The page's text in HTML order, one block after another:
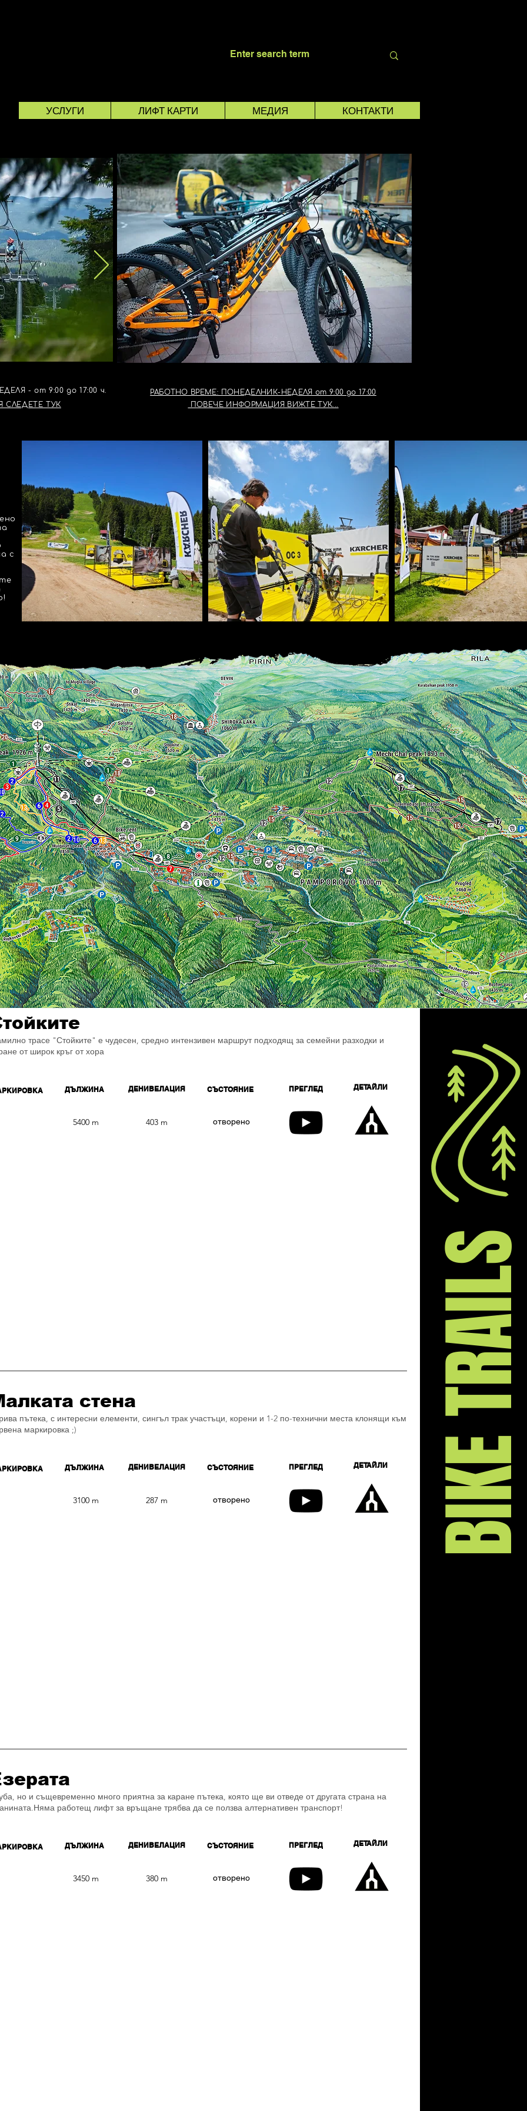
УСЛУГИ ЛИФТ КАРТИ МЕДИЯ КОНТАКТИ
- от 9:00 до 17:00 ч.
СЛЕДЕТЕ ТУК
РАБОТНО ВРЕМЕ: ПОНЕДЕЛНИК-НЕДЕЛЯ от 9:00 до 17:00
ПОВЕЧЕ ИНФОРМАЦИЯ ВИЖТЕ ТУК...
с
BIKE
трасе "Стойките" е чудесен, средно интензивен маршрут подходящ за семейни разходки и
от широк кръг от хора
ДЪЛЖИНА ДЕНИВЕЛАЦИЯ СЪСТОЯНИЕ ПРЕГЛЕД ДЕТАЙЛИ
5400 m 403 m ​отворено
стена
пътека, с интересни елементи, сингъл трак участъци, корени и 1-2 по-технични места клонящи към
маркировка ;)
ДЪЛЖИНА ДЕНИВЕЛАЦИЯ СЪСТОЯНИЕ ПРЕГЛЕД ДЕТАЙЛИ
3100 m 287 m ​отворено
но и същевременно много приятна за каране пътека, която ще ви отведе от другата страна на
Няма работещ лифт за връщане трябва да се ползва алтернативен транспорт!
ДЪЛЖИНА ДЕНИВЕЛАЦИЯ СЪСТОЯНИЕ ПРЕГЛЕД ДЕТАЙЛИ
3450 m 380 m ​отворено